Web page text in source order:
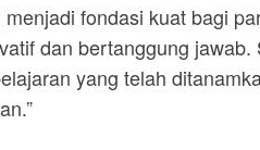
fondasi kuat bagi
dan bertanggung
yang telah